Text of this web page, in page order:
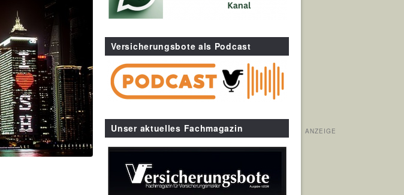
Versicherungsbote als Podcast
Unser aktuelles Fachmagazin ANZEIGE